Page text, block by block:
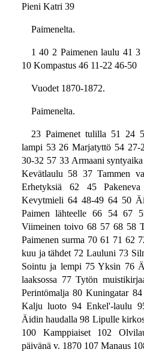
Pieni Katri 39
Paimenelta.
1 40 2 Paimenen laulu 41
10 Kompastus 46 11-22 46-50
Vuodet 1870-1872.
Paimenelta.
23 Paimenet tulilla 51 24
lampi 53 26 Marjatyttö 54 27-
30-32 57 33 Armaani
Kevätlaulu 58 37 Tammen
Erhetyksiä 62 45
Kevytmieli 64 48-49 64 50
Paimen lähteelle 66 54 67
Viimeinen toivo 68 57 68 58
Paimenen surma 70 61 71 62
kuu ja tähdet 72 Lauluni 73
Sointu ja lempi 75 Yksin 76
laaksossa 77 Tytön
Perintömalja 80 Kuningatar
Kalju luoto 94 Enkel'-laulu
Äidin haudalla 98 Lipulle
100 Kamppiaiset 102
päivänä v. 1870 107 Manaus